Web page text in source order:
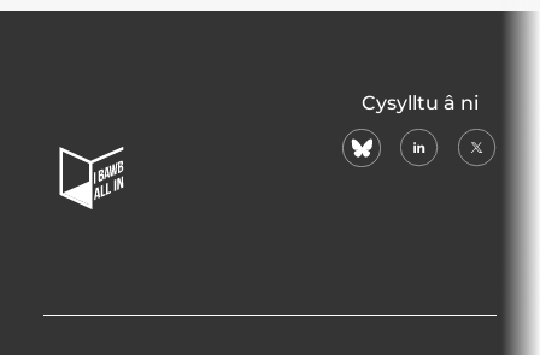
Home
Page
Cysylltu â ni
blueskylinkedin
X